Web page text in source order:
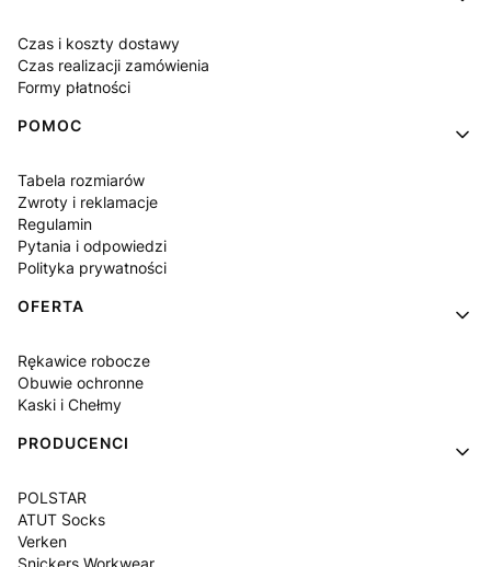
Czas i koszty dostawy
Czas realizacji zamówienia
Formy płatności
POMOC
Tabela rozmiarów
Zwroty i reklamacje
Regulamin
Pytania i odpowiedzi
Polityka prywatności
OFERTA
Rękawice robocze
Obuwie ochronne
Kaski i Chełmy
PRODUCENCI
POLSTAR
ATUT Socks
Verken